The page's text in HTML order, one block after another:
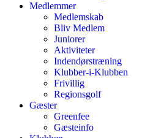
Medlemmer
Medlemskab
Bliv Medlem
Juniorer
Aktiviteter
Indendørstræning
Klubber-i-Klubben
Frivillig
Regionsgolf
Gæster
Greenfee
Gæsteinfo